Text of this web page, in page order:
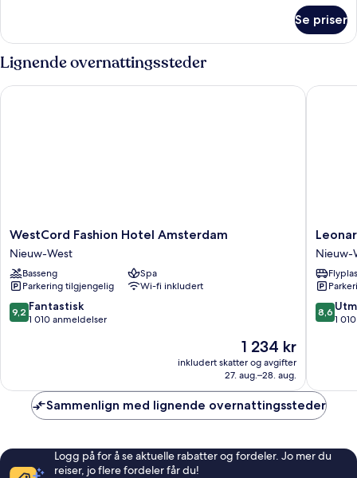
Se priser
Lignende overnattingssteder
WestCord
Fashion
Hotel
Amsterdam
Nieuw-
West
WestCord Fashion Hotel Amsterdam
Nieuw-West
Basseng
Spa
Parkering tilgjengelig
Wi-fi inkludert
9.2
av
9,2 Fantastisk
1 010 anmeldelser
Prisen
1 234 kr
1 234 kr
inkludert skatter og avgifter
27. aug.–28. aug.
WestCord Fashion Hotel Amsterdam
Hotel
Nieuw-
West
Nieuw-
8.6
av
8,6
1
Sammenlign med lignende overnattingssteder
Logg på for å se aktuelle rabatter og fordeler. Jo mer du
reiser, jo flere fordeler får du!